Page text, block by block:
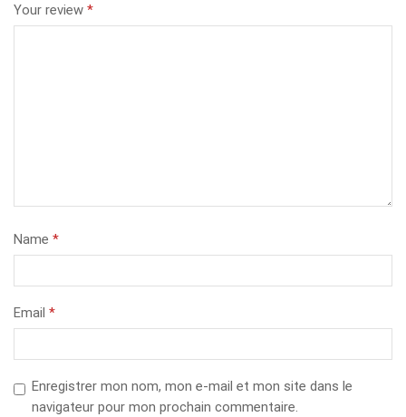
Your review *
Name *
Email *
Enregistrer mon nom, mon e-mail et mon site dans le
navigateur pour mon prochain commentaire.